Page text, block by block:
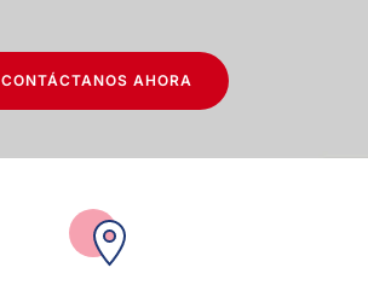
CONTÁCTANOS AHORA